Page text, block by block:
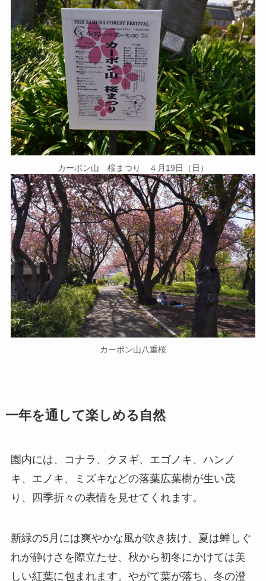
カーボン山 桜まつり ４月19日（日）
カーボン山八重桜
一年を通して楽しめる自然
園内には、コナラ、クヌギ、エゴノキ、ハンノ
キ、エノキ、ミズキなどの落葉広葉樹が生い茂
り、四季折々の表情を見せてくれます。
新緑の5月には爽やかな風が吹き抜け、夏は蝉しぐ
れが静けさを際立たせ、秋から初冬にかけては美
しい紅葉に包まれます。やがて葉が落ち、冬の澄